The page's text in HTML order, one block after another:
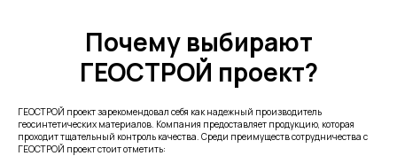
Почему выбирают
ГЕОСТРОЙ проект?
ГЕОСТРОЙ проект зарекомендовал себя как надежный производитель
геосинтетических материалов. Компания предоставляет продукцию, которая
проходит тщательный контроль качества. Среди преимуществ сотрудничества с
ГЕОСТРОЙ проект стоит отметить: